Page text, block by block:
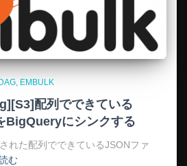
EMBULK
配列でできている
BigQueryにシンクする
れた配列でできているJSONファ
む